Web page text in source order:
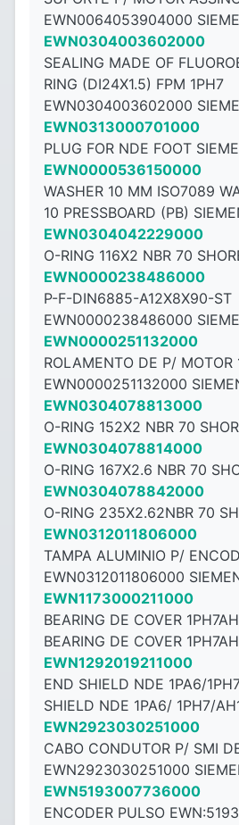
EWN0064053904000
EWN0304003602000
SEALING MADE OF
RING (DI24X1.5) FPM 1PH7
EWN0304003602000
EWN0313000701000
PLUG FOR NDE FOOT
EWN0000536150000
WASHER 10 MM ISO7089
10 PRESSBOARD (PB)
EWN0304042229000
O-RING 116X2 NBR 70
EWN0000238486000
P-F-DIN6885-A12X8X90-ST
EWN0000238486000
EWN0000251132000
ROLAMENTO DE P/ MOTOR
EWN0000251132000
EWN0304078813000
O-RING 152X2 NBR 70
EWN0304078814000
O-RING 167X2.6 NBR 70
EWN0304078842000
O-RING 235X2.62NBR 70
EWN0312011806000
TAMPA ALUMINIO P/
EWN0312011806000
EWN1173000211000
BEARING DE COVER
BEARING DE COVER
EWN1292019211000
END SHIELD NDE 1PA6/
SHIELD NDE 1PA6/ 1PH7/
EWN2923030251000
CABO CONDUTOR P/ SMI
EWN2923030251000
EWN5193007736000
ENCODER PULSO